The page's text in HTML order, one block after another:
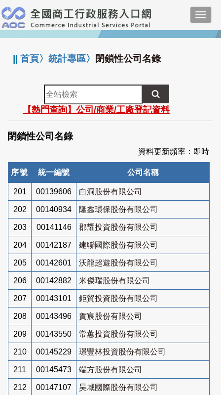
跳
到
主
要
:::
||首頁〉統計專區〉 閉鎖性公司名錄
全
站
檢
索
【熱門查詢】公司/商業/工廠登記資料
閉鎖性公司名錄
資料更新頻率：即時
序號 統一編號 公司名稱
201 00139606 白洞股份有限公司
202 00140934 隆鑫環保股份有限公司
203 00141146 郡耀投資股份有限公司
204 00142187 建聯國際股份有限公司
205 00142601 沃龍超遊股份有限公司
206 00142882 米傑瑞股份有限公司
207 00143101 鉅貿投資股份有限公司
208 00143496 賀宸股份有限公司
209 00143550 常蕙投資股份有限公司
210 00145229 璟豐林投資股份有限公司
211 00145473 端方股份有限公司
212 00147107 昊域國際股份有限公司